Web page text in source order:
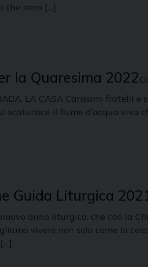
che sono […]
la Quaresima 2022
LA CASA Carissimi fratelli
scaturisce il fiume d’acqua viva
Guida Liturgica
nuovo anno liturgico, che con la
vivere non solo come la